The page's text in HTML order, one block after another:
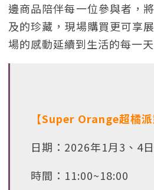
邊商品陪伴每一位參與者，
及的珍藏，現場購買更可享
場的感動延續到生活的每一天
【Super Orange超橘派
日期：2026年1月3、4
時間：11:00~18:00